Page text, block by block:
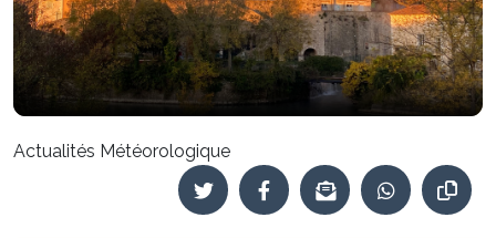
Actualités Météorologique